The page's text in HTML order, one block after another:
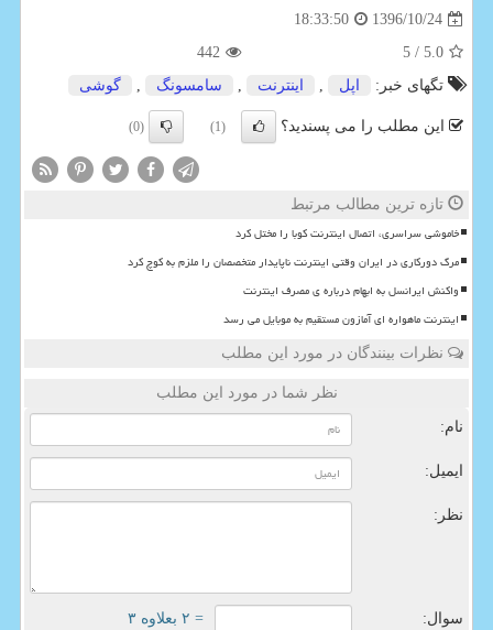
1396/10/24
18:33:50
5.0
/ 5
442
تگهای خبر:
اپل , اینترنت , سامسونگ , گوشی
این مطلب را می پسندید؟ (1)
(0)
تازه ترین مطالب مرتبط
خاموشی سراسری، اتصال اینترنت کوبا را مختل کرد
مرگ دورکاری در ایران وقتی اینترنت ناپایدار متخصصان را ملزم به کوچ کرد
واکنش ایرانسل به ابهام درباره ی مصرف اینترنت
اینترنت ماهواره ای آمازون مستقیم به موبایل می رسد
نظرات بینندگان در مورد این مطلب
نظر شما در مورد این مطلب
نام:
ایمیل:
نظر:
سوال: = ۲ بعلاوه ۳